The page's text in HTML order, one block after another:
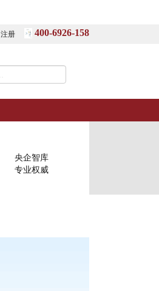
注册 400-6926-158
央企智库
专业权威